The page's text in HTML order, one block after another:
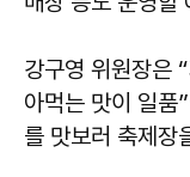
강구영 위원장은
아먹는 맛이 일품
를 맛보러 축제장